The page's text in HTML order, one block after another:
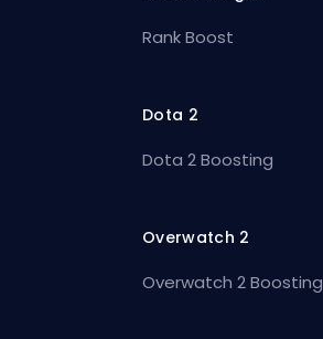
Rank Boost
Dota 2
Dota 2 Boosting
Overwatch 2
Overwatch 2 Boosting